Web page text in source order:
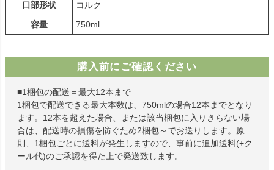
口部形状
コルク
容量
750ml
購入前にご確認ください
■1梱包の配送＝最大12本まで
1梱包で配送できる最大本数は、750mlの場合12本までとなり
ます。12本を超えた場合、または該当梱包に入りきらない場
合は、配送時の損傷を防ぐため2梱包～でお送りします。原
則、1梱包ごとに送料が発生しますので、事前に追加送料(+ク
ール代)のご承認を得た上で発送致します。